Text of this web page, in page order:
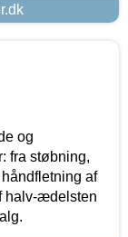
og
fra støbning,
af
halv-ædelsten